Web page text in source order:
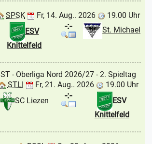
SPSK Fr, 14. Aug.. 2026
19.00 Uhr
ESV
Knittelfeld
St. Michael
-:-
ST - Oberliga Nord 2026/27- 2. Spieltag
STLI
Fr, 21. Aug.. 2026
19.00 Uhr
SC Liezen
ESV
Knittelfeld
-:-